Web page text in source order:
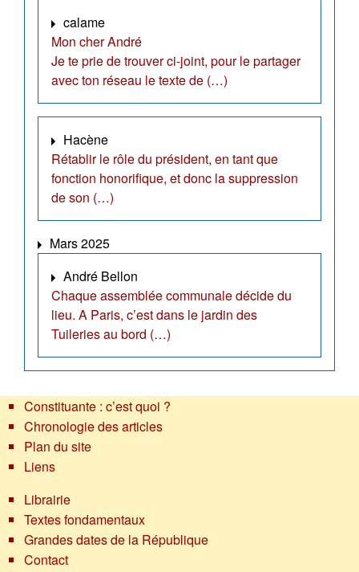
calame
Mon cher André
Je te prie de trouver ci-joint, pour le partager
avec ton réseau le texte de (…)
Hacène
Rétablir le rôle du président, en tant que
fonction honorifique, et donc la suppression
de son (…)
Mars 2025
André Bellon
Chaque assemblée communale décide du
lieu. A Paris, c’est dans le jardin des
Tuileries au bord (…)
Constituante : c’est quoi ?
Chronologie des articles
Plan du site
Liens
Librairie
Textes fondamentaux
Grandes dates de la République
Contact